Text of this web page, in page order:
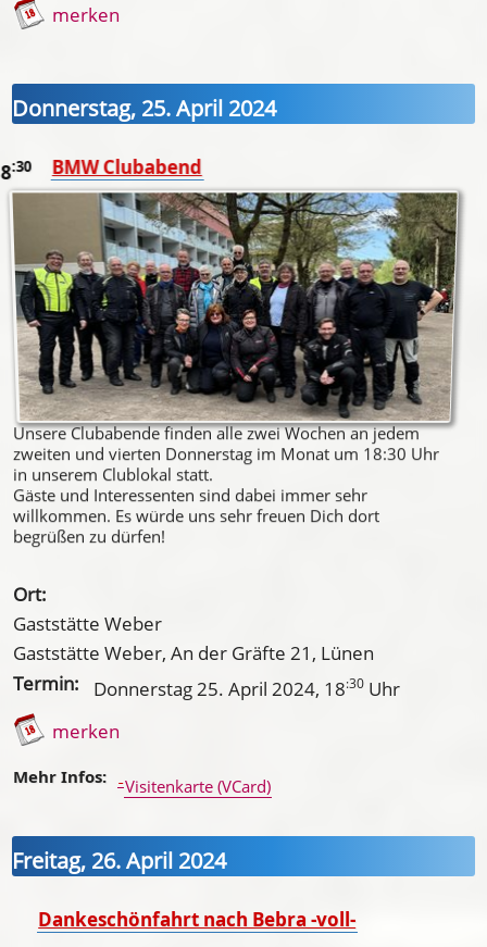
merken
Donnerstag, 25. April 2024
18 :30 BMW Clubabend
Unsere Clubabende finden alle zwei Wochen an jedem
zweiten und vierten Donnerstag im Monat um 18:30 Uhr
in unserem Clublokal statt.
Gäste und Interessenten sind dabei immer sehr
willkommen. Es würde uns sehr freuen Dich dort
begrüßen zu dürfen!
Ort:
Gaststätte Weber
Gaststätte Weber, An der Gräfte 21, Lünen
Termin:
Donnerstag 25. April 2024, 18:30 Uhr
merken
Mehr Infos: Visitenkarte (VCard)
Freitag, 26. April 2024
Dankeschönfahrt nach Bebra -voll-